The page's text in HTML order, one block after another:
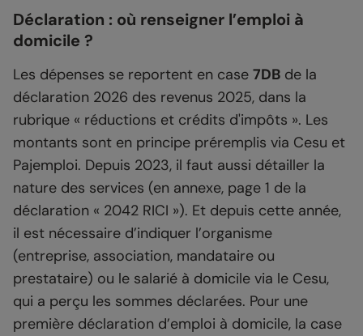
Déclaration : où renseigner l’emploi à
domicile ?
Les dépenses se reportent en case 7DB de la
déclaration 2026 des revenus 2025, dans la
rubrique « réductions et crédits d'impôts ». Les
montants sont en principe préremplis via Cesu et
Pajemploi. Depuis 2023, il faut aussi détailler la
nature des services (en annexe, page 1 de la
déclaration « 2042 RICI »). Et depuis cette année,
il est nécessaire d’indiquer l’organisme
(entreprise, association, mandataire ou
prestataire) ou le salarié à domicile via le Cesu,
qui a perçu les sommes déclarées. Pour une
première déclaration d’emploi à domicile, la case